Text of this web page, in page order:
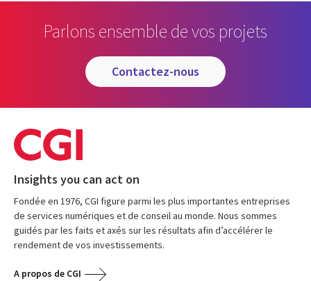
Parlons ensemble de vos projets
contactez-nous
Insights you can act on
Fondée en 1976, CGI figure parmi les plus importantes entreprises
de services numériques et de conseil au monde. Nous sommes
guidés par les faits et axés sur les résultats afin d’accélérer le
rendement de vos investissements.
A propos de CGI